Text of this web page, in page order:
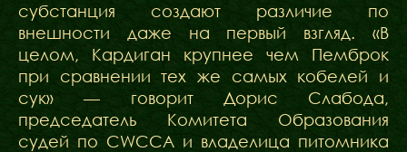
субстанция создают различие по
внешности даже на первый взгляд. «В
целом, Кардиган крупнее чем Пемброк
при сравнении тех же самых кобелей и
сук» — говорит Дорис Слабода,
председатель Комитета Образования
судей по CWCCA и владелица питомника